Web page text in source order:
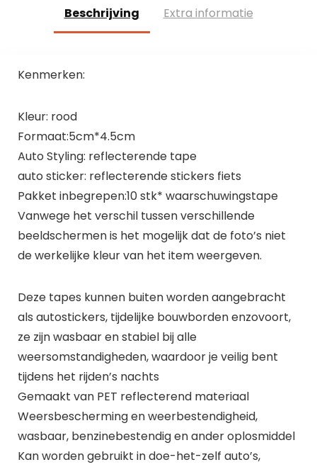
Beschrijving Extra informatie
Kenmerken:
Kleur: rood
Formaat:5cm*4.5cm
Auto Styling: reflecterende tape
auto sticker: reflecterende stickers fiets
Pakket inbegrepen:10 stk* waarschuwingstape
Vanwege het verschil tussen verschillende
beeldschermen is het mogelijk dat de foto’s niet
de werkelijke kleur van het item weergeven.
Deze tapes kunnen buiten worden aangebracht
als autostickers, tijdelijke bouwborden enzovoort,
ze zijn wasbaar en stabiel bij alle
weersomstandigheden, waardoor je veilig bent
tijdens het rijden’s nachts
Gemaakt van PET reflecterend materiaal
Weersbescherming en weerbestendigheid,
wasbaar, benzinebestendig en ander oplosmiddel
Kan worden gebruikt in doe-het-zelf auto’s,